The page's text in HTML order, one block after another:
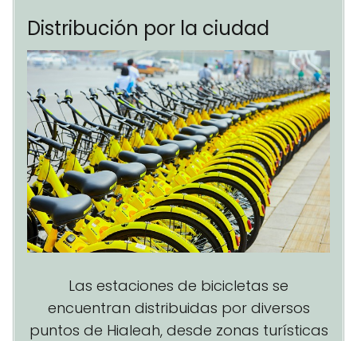
Distribución por la ciudad
Las estaciones de bicicletas se
encuentran distribuidas por diversos
puntos de Hialeah, desde zonas turísticas